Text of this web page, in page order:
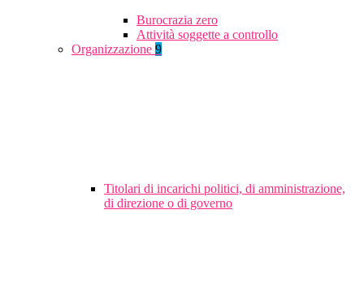
Burocrazia zero
Attività soggette a controllo
Organizzazione 9
Titolari di incarichi politici, di amministrazione,
di direzione o di governo